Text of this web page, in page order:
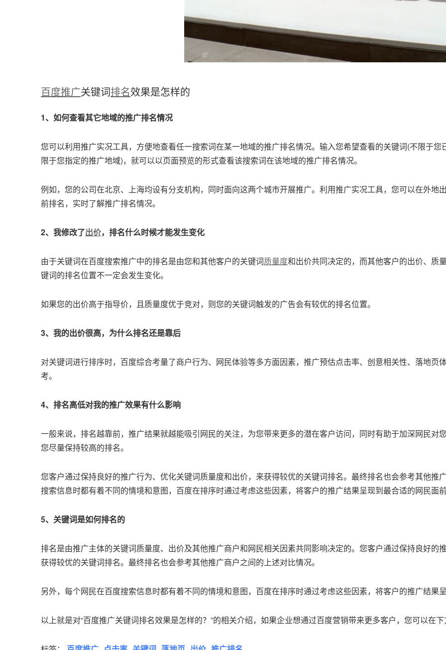
百度推广关键词排名效果是怎样的
1、如何查看其它地域的推广排名情况
您可以利用推广实况工具，方便地查看任一搜索词在某一地域的推广排名情况。输入您希望查看的关键词(不限于
限于您指定的推广地域)，就可以以页面预览的形式查看该搜索词在该地域的推广排名情况。
例如，您的公司在北京、上海均设有分支机构，同时面向这两个城市开展推广。利用推广实况工具，您可以在外地
前排名，实时了解推广排名情况。
2、我修改了出价，排名什么时候才能发生变化
由于关键词在百度搜索推广中的排名是由您和其他客户的关键词质量度和出价共同决定的，而其他客户的出价、质
键词的排名位置不一定会发生变化。
如果您的出价高于指导价，且质量度优于竞对，则您的关键词触发的广告会有较优的排名位置。
3、我的出价很高，为什么排名还是靠后
对关键词进行排序时，百度综合考量了商户行为、网民体验等多方面因素，推广预估点击率、创意相关性、落地页
考。
4、排名高低对我的推广效果有什么影响
一般来说，排名越靠前，推广结果就越能吸引网民的关注，为您带来更多的潜在客户访问，同时有助于加深网民对
您尽量保持较高的排名。
您客户通过保持良好的推广行为、优化关键词质量度和出价，来获得较优的关键词排名。最终排名也会参考其他推
搜索信息时都有着不同的情境和意图，百度在排序时通过考虑这些因素，将客户的推广结果呈现到最合适的网民面
5、关键词是如何排名的
排名是由推广主体的关键词质量度、出价及其他推广商户和网民相关因素共同影响决定的。您客户通过保持良好的
获得较优的关键词排名。最终排名也会参考其他推广商户之间的上述对比情况。
另外，每个网民在百度搜索信息时都有着不同的情境和意图，百度在排序时通过考虑这些因素，将客户的推广结果
以上就是对“百度推广关键词排名效果是怎样的？”的相关介绍，如果企业想通过百度营销带来更多客户，您可以在